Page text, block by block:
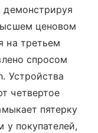
демонстрируя
ценовом
на третьем
спросом
Устройства
четвертое
пятерку
у покупателей,